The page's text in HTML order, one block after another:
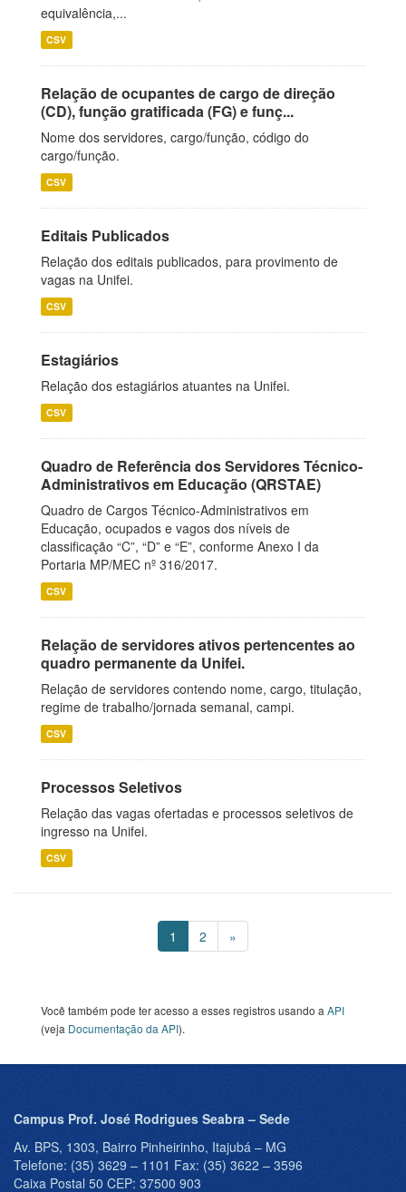
equivalência,...
CSV
Relação de ocupantes de cargo de direção
(CD), função gratificada (FG) e funç...
Nome dos servidores, cargo/função, código do
cargo/função.
CSV
Editais Publicados
Relação dos editais publicados, para provimento de
vagas na Unifei.
CSV
Estagiários
Relação dos estagiários atuantes na Unifei.
CSV
Quadro de Referência dos Servidores Técnico-
Administrativos em Educação (QRSTAE)
Quadro de Cargos Técnico-Administrativos em
Educação, ocupados e vagos dos níveis de
classificação “C”, “D” e “E”, conforme Anexo I da
Portaria MP/MEC nº 316/2017.
CSV
Relação de servidores ativos pertencentes ao
quadro permanente da Unifei.
Relação de servidores contendo nome, cargo, titulação,
regime de trabalho/jornada semanal, campi.
CSV
Processos Seletivos
Relação das vagas ofertadas e processos seletivos de
ingresso na Unifei.
CSV
1 2 »
Você também pode ter acesso a esses registros usando a API
(veja Documentação da API).
Campus Prof. José Rodrigues Seabra – Sede
Av. BPS, 1303, Bairro Pinheirinho, Itajubá – MG
Telefone: (35) 3629 – 1101 Fax: (35) 3622 – 3596
Caixa Postal 50 CEP: 37500 903